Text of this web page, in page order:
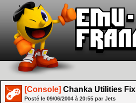
[Console] Chanka Utilities Fix
Posté le 09/06/2004 à 20:55 par Jets